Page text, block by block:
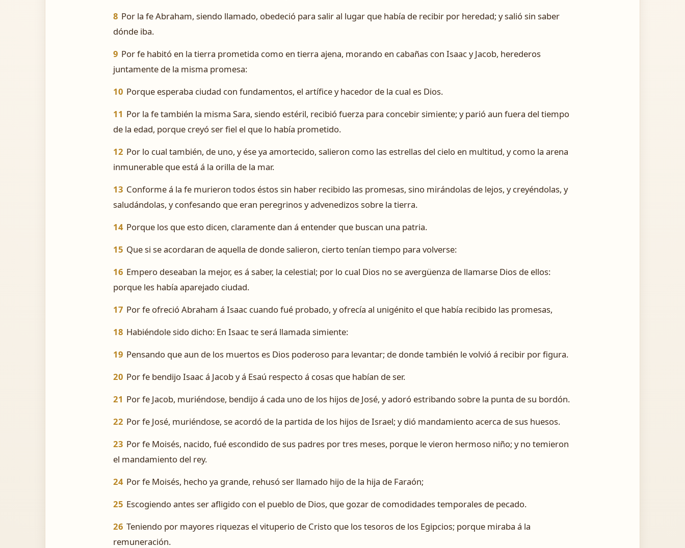
8 Por la fe Abraham, siendo llamado, obedeció para salir al lugar que había de recibir por heredad; y salió sin saber
dónde iba.
9 Por fe habitó en la tierra prometida como en tierra ajena, morando en cabañas con Isaac y Jacob, herederos
juntamente de la misma promesa:
10 Porque esperaba ciudad con fundamentos, el artífice y hacedor de la cual es Dios.
11 Por la fe también la misma Sara, siendo estéril, recibió fuerza para concebir simiente; y parió aun fuera del tiempo
de la edad, porque creyó ser fiel el que lo había prometido.
12 Por lo cual también, de uno, y ése ya amortecido, salieron como las estrellas del cielo en multitud, y como la arena
inmunerable que está á la orilla de la mar.
13 Conforme á la fe murieron todos éstos sin haber recibido las promesas, sino mirándolas de lejos, y creyéndolas, y
saludándolas, y confesando que eran peregrinos y advenedizos sobre la tierra.
14 Porque los que esto dicen, claramente dan á entender que buscan una patria.
15 Que si se acordaran de aquella de donde salieron, cierto tenían tiempo para volverse:
16 Empero deseaban la mejor, es á saber, la celestial; por lo cual Dios no se avergüenza de llamarse Dios de ellos:
porque les había aparejado ciudad.
17 Por fe ofreció Abraham á Isaac cuando fué probado, y ofrecía al unigénito el que había recibido las promesas,
18 Habiéndole sido dicho: En Isaac te será llamada simiente:
19 Pensando que aun de los muertos es Dios poderoso para levantar; de donde también le volvió á recibir por figura.
20 Por fe bendijo Isaac á Jacob y á Esaú respecto á cosas que habían de ser.
21 Por fe Jacob, muriéndose, bendijo á cada uno de los hijos de José, y adoró estribando sobre la punta de su bordón.
22 Por fe José, muriéndose, se acordó de la partida de los hijos de Israel; y dió mandamiento acerca de sus huesos.
23 Por fe Moisés, nacido, fué escondido de sus padres por tres meses, porque le vieron hermoso niño; y no temieron
el mandamiento del rey.
24 Por fe Moisés, hecho ya grande, rehusó ser llamado hijo de la hija de Faraón;
25 Escogiendo antes ser afligido con el pueblo de Dios, que gozar de comodidades temporales de pecado.
26 Teniendo por mayores riquezas el vituperio de Cristo que los tesoros de los Egipcios; porque miraba á la
remuneración.